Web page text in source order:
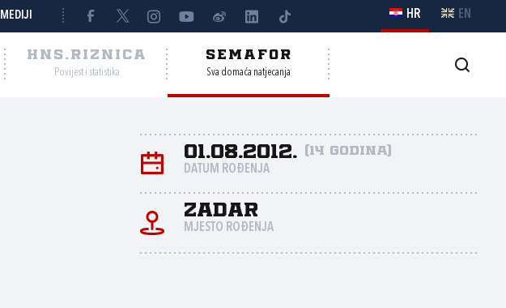
MEDIJI HR EN
HNS.RIZNICA
Povijest i statistika
SEMAFOR
Sva domaća natjecanja
01.08.2012. (14 godina)
DATUM ROĐENJA
Zadar
MJESTO ROĐENJA